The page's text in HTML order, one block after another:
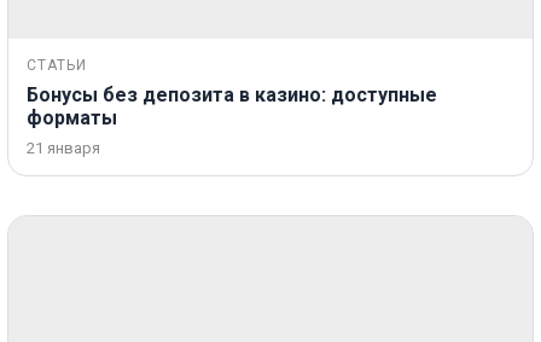
СТАТЬИ
Бонусы без депозита в казино: доступные
форматы
21 января